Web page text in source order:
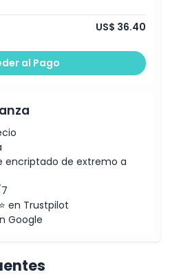
US$ 36.40
al Pago
de extremo a
en Trustpilot
Google